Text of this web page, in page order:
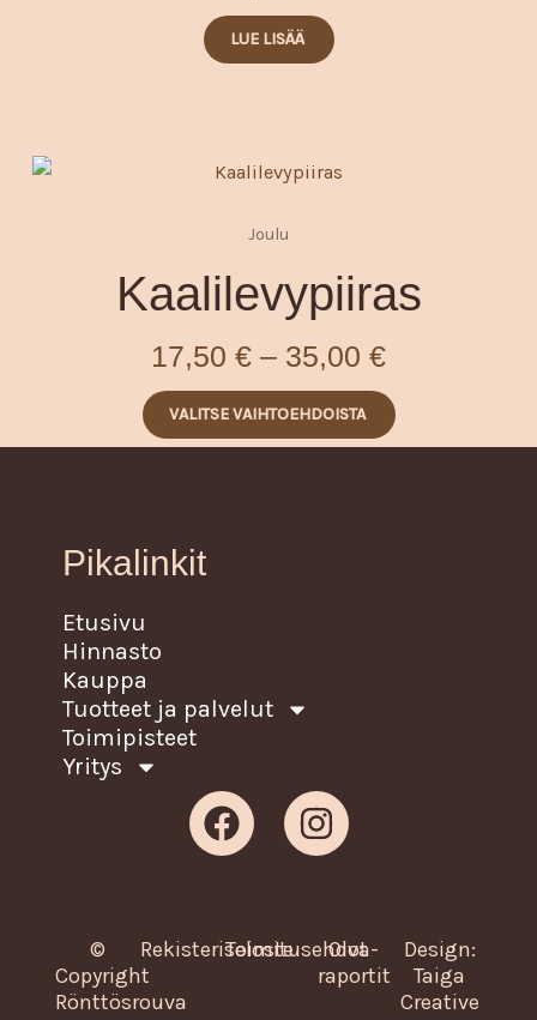
LUE LISÄÄ
Joulu
Kaalilevypiiras
17,50 € – 35,00 €
35,00 €
VALITSE VAIHTOEHDOISTA
muunnelma.
tuotteen
Pikalinkit
Etusivu
Hinnasto
Kauppa
Tuotteet ja palvelut
Toimipisteet
Yritys
FacebookInstagram
©
Copyright
Rönttösrouva
RekisteriselosteToimitusehdot
Oiva-
raportit
Design:
Taiga
Creative